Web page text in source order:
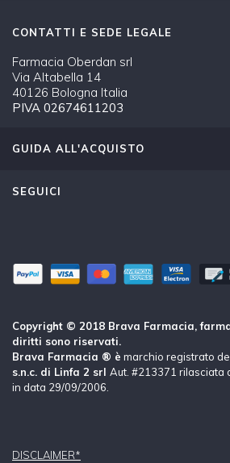
CONTATTI E SEDE LEGALE
Farmacia Oberdan srl
Via Altabella 14
40126 Bologna Italia
PIVA 02674611203
GUIDA ALL'ACQUISTO
SEGUICI
Copyright © 2018 Brava Farmacia,
diritti sono riservati.
Brava Farmacia ® è marchio registrato
s.n.c. di Linfa 2 srl Aut. #213371 rilasciata
in data 29/09/2006.
DISCLAIMER*